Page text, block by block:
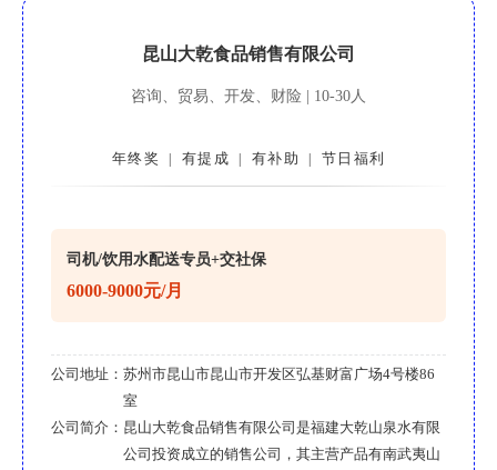
昆山大乾食品销售有限公司
咨询、贸易、开发、财险 | 10-30人
年终奖 | 有提成 | 有补助 | 节日福利
司机/饮用水配送专员+交社保
6000-9000元/月
公司地址： 苏州市昆山市昆山市开发区弘基财富广场4号楼86
室
公司简介： 昆山大乾食品销售有限公司是福建大乾山泉水有限
公司投资成立的销售公司，其主营产品有南武夷山